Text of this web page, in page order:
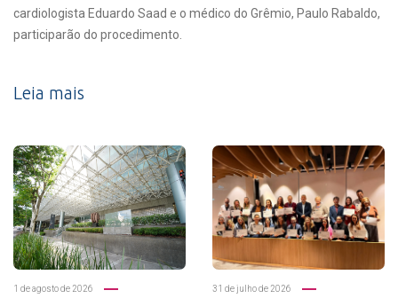
cardiologista Eduardo Saad e o médico do Grêmio, Paulo Rabaldo,
participarão do procedimento.
Leia mais
1 de agosto de 2026 31 de julho de 2026